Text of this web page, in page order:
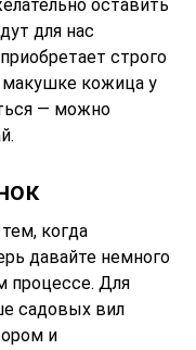
оставить
для нас
строго
макушке кожица у
— можно
когда
давайте немного
процессе. Для
садовых вил
и